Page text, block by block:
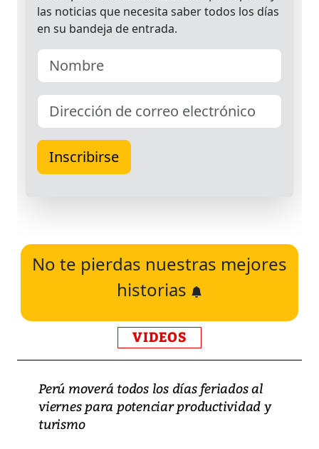
No te pierdas nuestras mejores
historias
VIDEOS
Perú moverá todos los días feriados al
viernes para potenciar productividad y
turismo